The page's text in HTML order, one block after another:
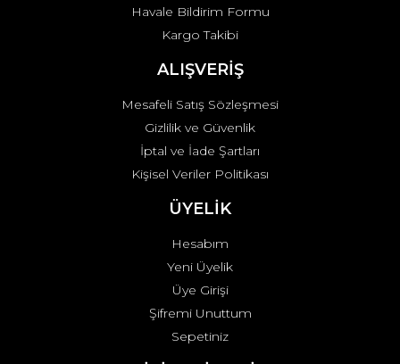
Havale Bildirim Formu
Kargo Takibi
ALIŞVERİŞ
Mesafeli Satış Sözleşmesi
Gizlilik ve Güvenlik
İptal ve İade Şartları
Kişisel Veriler Politikası
ÜYELİK
Hesabım
Yeni Üyelik
Üye Girişi
Şifremi Unuttum
Sepetiniz